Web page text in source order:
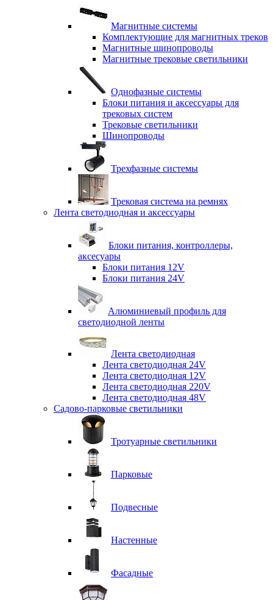
Магнитные системы
Комплектующие для магнитных треков
Магнитные шинопроводы
Магнитные трековые светильники
Однофазные системы
Блоки питания и аксессуары для
трековых систем
Трековые светильники
Шинопроводы
Трехфазные системы
Трековая система на ремнях
Лента светодиодная и аксессуары
Блоки питания, контроллеры,
аксесуары
Блоки питания 12V
Блоки питания 24V
Алюминиевый профиль для
светодиодной ленты
Лента светодиодная
Лента светодиодная 24V
Лента светодиодная 12V
Лента светодиодная 220V
Лента светодиодная 48V
Садово-парковые светильники
Тротуарные светильники
Парковые
Подвесные
Настенные
Фасадные